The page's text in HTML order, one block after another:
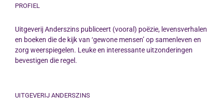
PROFIEL
Uitgeverij Anderszins publiceert (vooral) poëzie, levensverhalen
en boeken die de kijk van ‘gewone mensen’ op samenleven en
zorg weerspiegelen. Leuke en interessante uitzonderingen
bevestigen die regel.
UITGEVERIJ ANDERSZINS